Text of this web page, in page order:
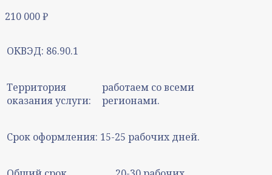
210 000₽
ОКВЭД: 86.90.1
Территория
оказания услуги:
работаем со всеми
регионами.
Срок оформления: 15-25 рабочих дней.